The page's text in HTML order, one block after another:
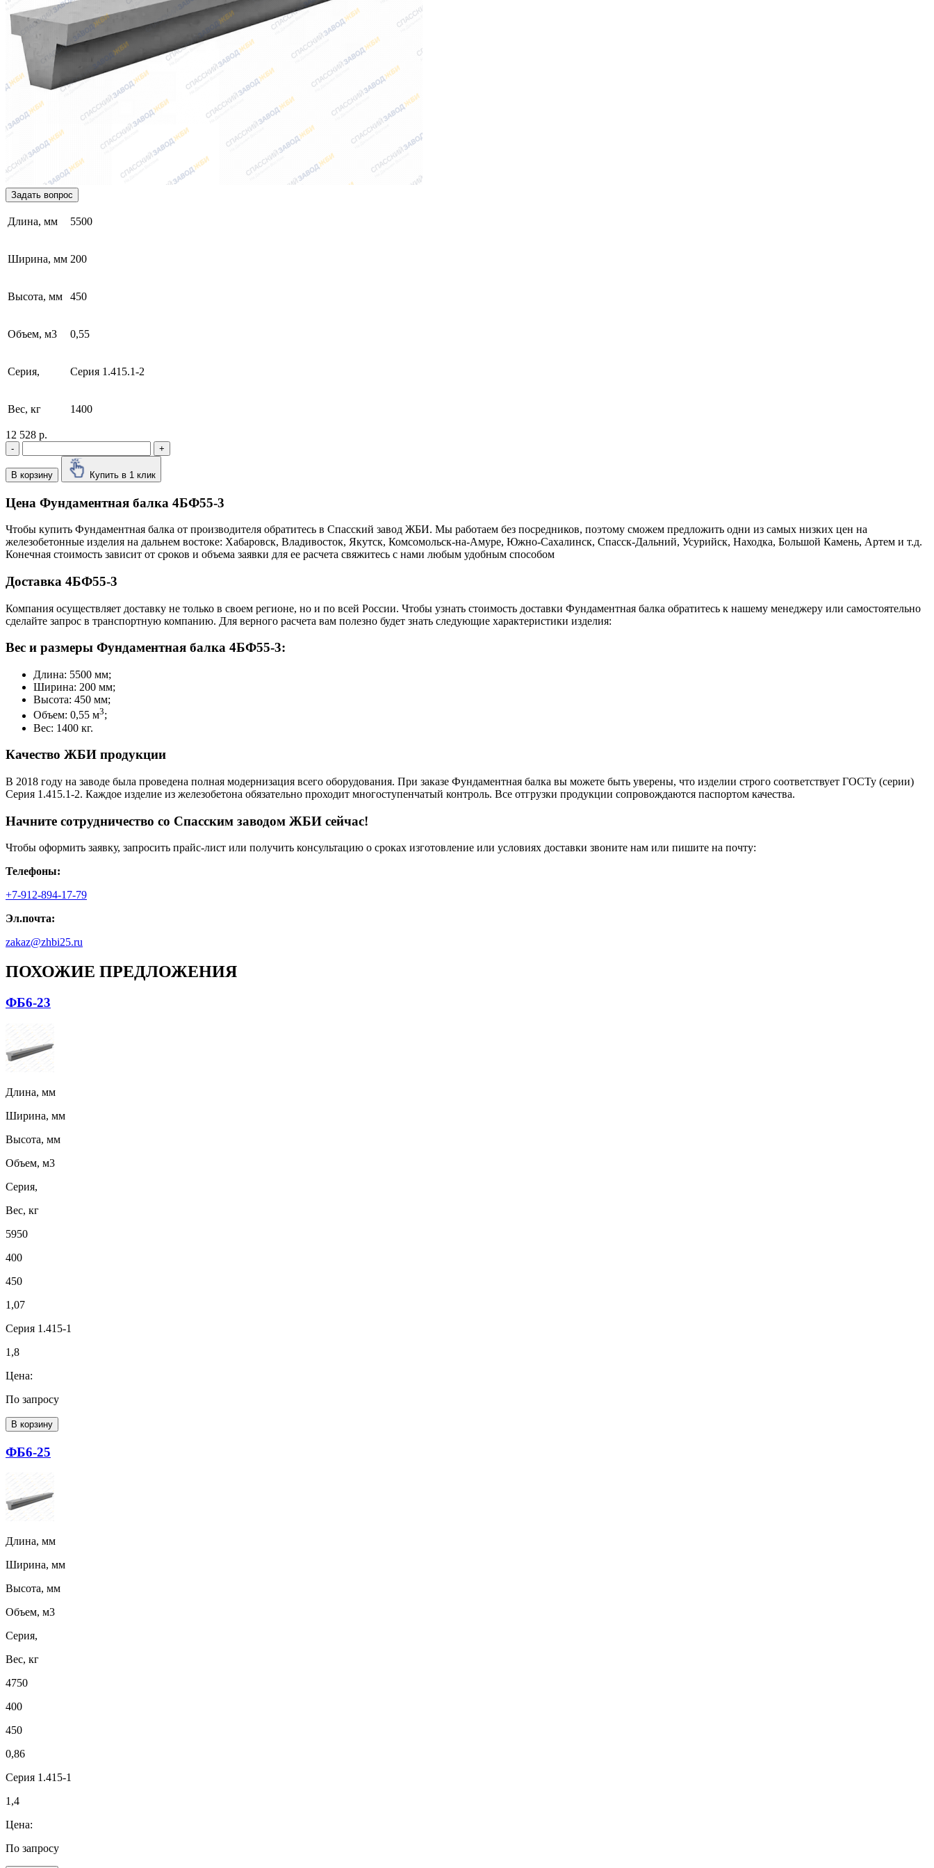
Задать вопрос
Длина, мм 5500
Ширина, мм 200
Высота, мм 450
Объем, м3 0,55
Серия, Серия 1.415.1-2
Вес, кг 1400
12 528 р.
- +
В корзину Купить в 1 клик
Цена Фундаментная балка 4БФ55-3
Чтобы купить Фундаментная балка от производителя обратитесь в Cпасский завод ЖБИ. Мы работаем без посредников, поэтому сможем предложить одни из самых низких цен на
железобетонные изделия на дальнем востоке: Хабаровск, Владивосток, Якутск, Комсомольск-на-Амуре, Южно-Сахалинск, Спасск-Дальний, Усурийск, Находка, Большой Камень, Артем и т.д.
Конечная стоимость зависит от сроков и объема заявки для ее расчета свяжитесь с нами любым удобным способом
Доставка 4БФ55-3
Компания осуществляет доставку не только в своем регионе, но и по всей России. Чтобы узнать стоимость доставки Фундаментная балка обратитесь к нашему менеджеру или самостоятельно
сделайте запрос в транспортную компанию. Для верного расчета вам полезно будет знать следующие характеристики изделия:
Вес и размеры Фундаментная балка 4БФ55-3:
Длина: 5500 мм;
Ширина: 200 мм;
Высота: 450 мм;
Объем: 0,55 м3;
Вес: 1400 кг.
Качество ЖБИ продукции
В 2018 году на заводе была проведена полная модернизация всего оборудования. При заказе Фундаментная балка вы можете быть уверены, что изделии строго соответствует ГОСТу (серии)
Серия 1.415.1-2. Каждое изделие из железобетона обязательно проходит многоступенчатый контроль. Все отгрузки продукции сопровождаются паспортом качества.
Начните сотрудничество со Cпасским заводом ЖБИ сейчас!
Чтобы оформить заявку, запросить прайс-лист или получить консультацию о сроках изготовление или условиях доставки звоните нам или пишите на почту:
Телефоны:
+7-912-894-17-79
Эл.почта:
zakaz@zhbi25.ru
ПОХОЖИЕ ПРЕДЛОЖЕНИЯ
ФБ6-23
Длина, мм
Ширина, мм
Высота, мм
Объем, м3
Серия,
Вес, кг
5950
400
450
1,07
Серия 1.415-1
1,8
Цена:
По запросу
В корзину
ФБ6-25
Длина, мм
Ширина, мм
Высота, мм
Объем, м3
Серия,
Вес, кг
4750
400
450
0,86
Серия 1.415-1
1,4
Цена:
По запросу